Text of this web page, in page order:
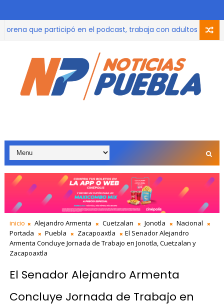
que participó en el podcast, trabaja con adultos mayores
inicio Alejandro Armenta Cuetzalan Jonotla
Nacional
Portada
Puebla Zacapoaxtla
El Senador Alejandro
Armenta Concluye Jornada de Trabajo en Jonotla, Cuetzalan y
Zacapoaxtla
El Senador Alejandro Armenta
Concluye Jornada de Trabajo en